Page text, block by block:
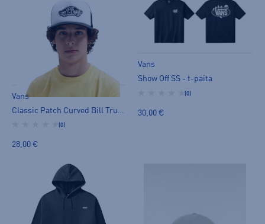
Vans
Classic Patch Curved Bill Truc - lippis
(0)
28,00 €
Vans
Show Off SS - t-paita
(0)
30,00 €